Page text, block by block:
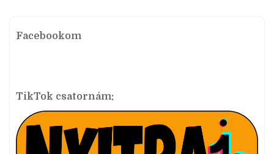
Facebookom
TikTok csatornám: